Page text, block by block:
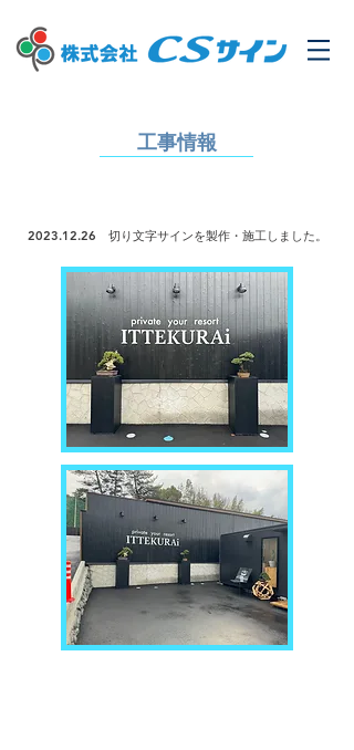
工事情報
2023.12.26 切り文字サインを製作・ 施工しました。